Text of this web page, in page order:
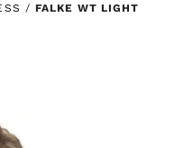
/FALKE WT LIGHT